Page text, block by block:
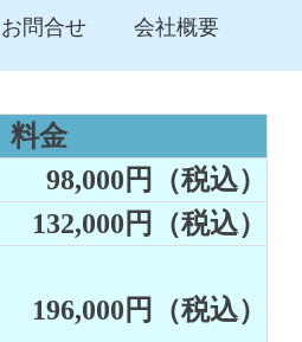
お問合せ 会社概要
料金
98,000円（税込）
132,000円（税込）
196,000円（税込）